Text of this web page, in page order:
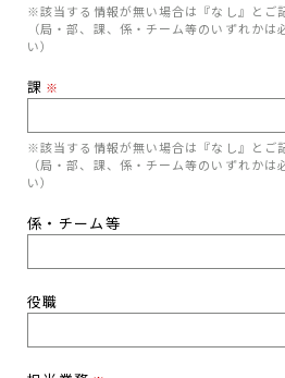
※該当する情報が無い場合は『なし』とご
（局・部、課、係・チーム等のいずれか
い）
課 ※
※該当する情報が無い場合は『なし』とご
（局・部、課、係・チーム等のいずれか
い）
係・チーム等
役職